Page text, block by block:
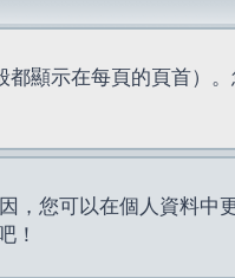
都顯示在每頁的頁首）
，您可以在個人資料中
！